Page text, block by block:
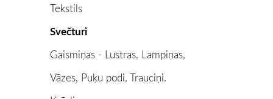
Tekstils
Svečturi
Gaismiņas - Lustras, Lampiņas,
Vāzes, Puķu podi, Trauciņi.